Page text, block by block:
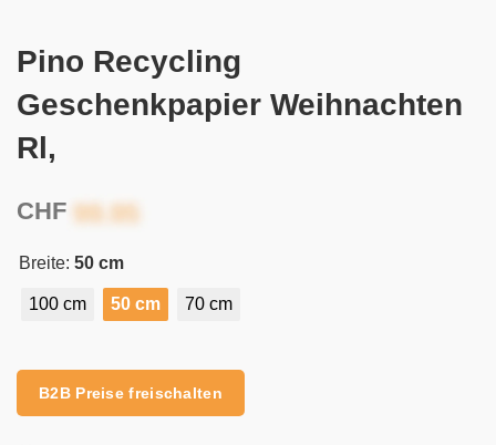
Pino Recycling
Geschenkpapier Weihnachten
Rl,
CHF
Breite: 50 cm
100 cm 50 cm 70 cm
B2B Preise freischalten